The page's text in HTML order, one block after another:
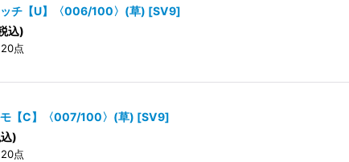
チ【U】〈006/100〉(草) [SV9]
込)
点
【C】〈007/100〉(草) [SV9]
)
点